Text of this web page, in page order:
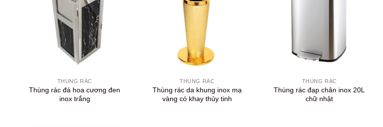
THÙNG RÁC
Thùng rác đá hoa cương đen
inox trắng
THÙNG RÁC
Thùng rác da khung inox mạ
vàng có khay thủy tinh
THÙNG RÁC
Thùng rác đạp chân inox 20L
chữ nhật